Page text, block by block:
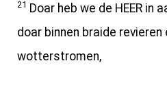
21 Doar heb we de HEER in
doar binnen braide revieren
wotterstromen,